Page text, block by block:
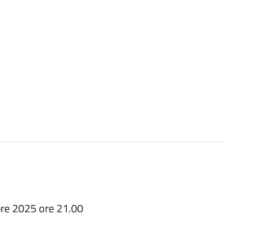
2025 ore 21.00